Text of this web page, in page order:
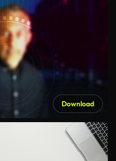
Download